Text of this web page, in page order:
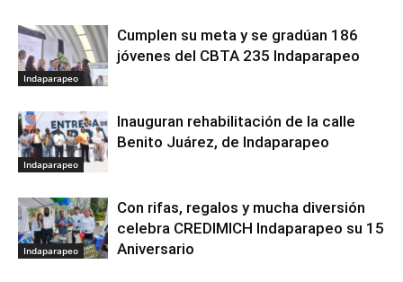
Indaparapeo
Cumplen su meta y se gradúan 186
jóvenes del CBTA 235 Indaparapeo
Indaparapeo
Inauguran rehabilitación de la calle
Benito Juárez, de Indaparapeo
Indaparapeo
Con rifas, regalos y mucha diversión
celebra CREDIMICH Indaparapeo su 15
Aniversario